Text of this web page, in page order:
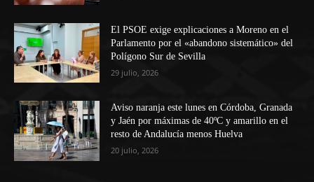
El PSOE exige explicaciones a Moreno en el
Parlamento por el «abandono sistemático» del
Polígono Sur de Sevilla
29 julio, 2026
Aviso naranja este lunes en Córdoba, Granada
y Jaén por máximas de 40ºC y amarillo en el
resto de Andalucía menos Huelva
20 julio, 2026